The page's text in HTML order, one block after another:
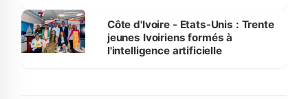
Côte d'Ivoire - Etats-Unis : Trente
jeunes Ivoiriens formés à
l'intelligence artificielle